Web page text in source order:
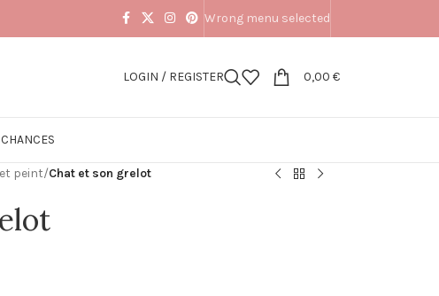
Wrong menu selected
LOGIN / REGISTER 0,00 €
peint/Chat et son grelot